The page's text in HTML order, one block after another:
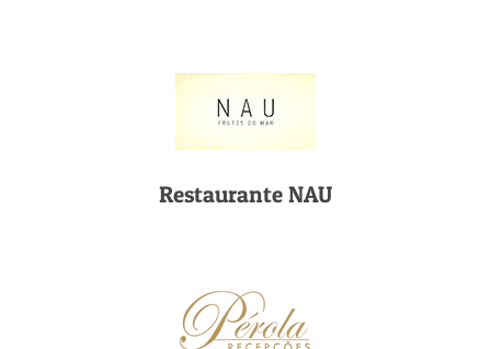
Restaurante NAU